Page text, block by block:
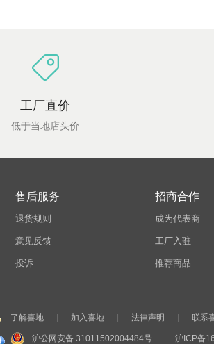
工厂直价
低于当地店头价
售后服务
退货规则
意见反馈
投诉
招商合作
成为代表商
工厂入驻
推荐商品
沪公网安备 31011502004484号 沪ICP备
了解喜地 加入喜地 法律声明 联系